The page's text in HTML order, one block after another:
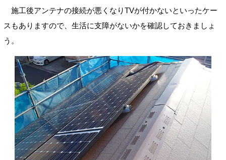
施工後アンテナの接続が悪くなりTVが付かないといったケー
スもありますので、生活に支障がないかを確認しておきましょ
う。